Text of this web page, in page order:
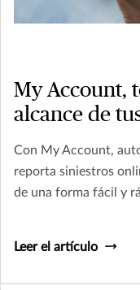
My Account,
alcance de
Con My Account,
reporta siniestros
de una forma fácil y
Leer el artículo